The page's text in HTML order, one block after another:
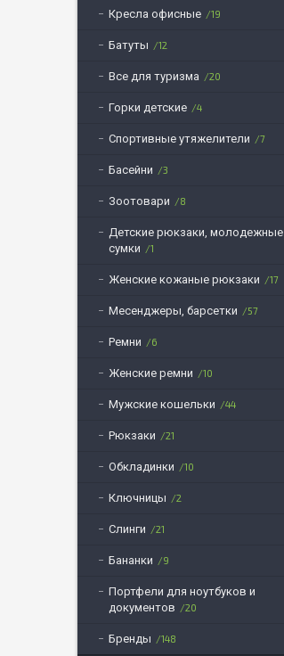
Кресла офисные 19
Батуты 12
Все для туризма 20
Горки детские 4
Спортивные утяжелители 7
Басейни 3
Зоотовари 8
Детские рюкзаки, молодежные
сумки
1
Женские кожаные рюкзаки 17
Месенджеры, барсетки 57
Ремни 6
Женские ремни 10
Мужские кошельки 44
Рюкзаки 21
Обкладинки 10
Ключницы 2
Слинги 21
Бананки 9
Портфели для ноутбуков и
документов
20
Бренды 148